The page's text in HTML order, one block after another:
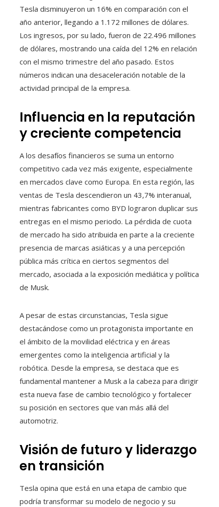
Tesla disminuyeron un 16% en comparación con el
año anterior, llegando a 1.172 millones de dólares.
Los ingresos, por su lado, fueron de 22.496 millones
de dólares, mostrando una caída del 12% en relación
con el mismo trimestre del año pasado. Estos
números indican una desaceleración notable de la
actividad principal de la empresa.
Influencia en la reputación
y creciente competencia
A los desafíos financieros se suma un entorno
competitivo cada vez más exigente, especialmente
en mercados clave como Europa. En esta región, las
ventas de Tesla descendieron un 43,7% interanual,
mientras fabricantes como BYD lograron duplicar sus
entregas en el mismo periodo. La pérdida de cuota
de mercado ha sido atribuida en parte a la creciente
presencia de marcas asiáticas y a una percepción
pública más crítica en ciertos segmentos del
mercado, asociada a la exposición mediática y política
de Musk.
A pesar de estas circunstancias, Tesla sigue
destacándose como un protagonista importante en
el ámbito de la movilidad eléctrica y en áreas
emergentes como la inteligencia artificial y la
robótica. Desde la empresa, se destaca que es
fundamental mantener a Musk a la cabeza para dirigir
esta nueva fase de cambio tecnológico y fortalecer
su posición en sectores que van más allá del
automotriz.
Visión de futuro y liderazgo
en transición
Tesla opina que está en una etapa de cambio que
podría transformar su modelo de negocio y su